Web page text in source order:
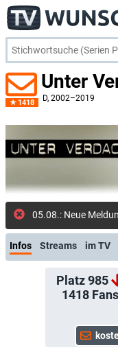
1418
Unter
D, 2002–2019
Infos Streams im TV
Platz 985
1418Fans